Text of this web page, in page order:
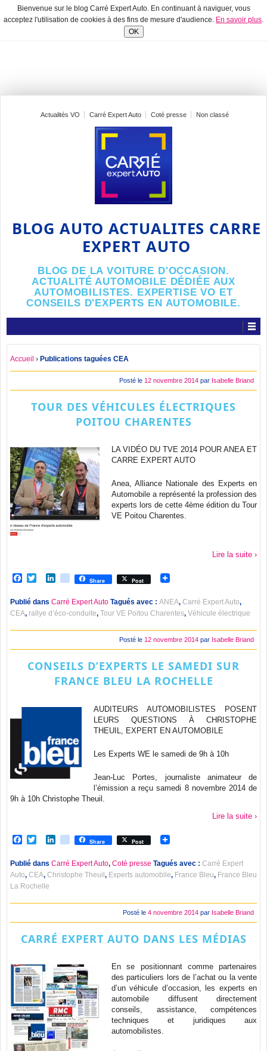
Bienvenue sur le blog Carré Expert Auto. En continuant à naviguer, vous
acceptez l'utilisation de cookies à des fins de mesure d'audience. En savoir plus.
OK
Actualités VO Carré Expert Auto Coté presse Non classé
BLOG AUTO ACTUALITES CARRE
EXPERT AUTO
BLOG DE LA VOITURE D'OCCASION.
ACTUALITÉ AUTOMOBILE DÉDIÉE AUX
AUTOMOBILISTES. EXPERTISE VO ET
CONSEILS D'EXPERTS EN AUTOMOBILE.
Accueil › Publications taguées CEA
Posté le 12 novembre 2014 par Isabelle Briand
TOUR DES VÉHICULES ÉLECTRIQUES
POITOU CHARENTES
LA VIDÉO DU TVE 2014 POUR ANEA ET
CARRE EXPERT AUTO
Anea, Alliance Nationale des Experts en
Automobile a représenté la profession des
experts lors de cette 4ème édition du Tour
VE Poitou Charentes.
Lire la suite ›
Facebook
TwitterLinkedIn
viadeoShare Post
Publié dans Carré Expert Auto Tagués avec : ANEA, Carré Expert Auto,
CEA, rallye d’éco-conduite, Tour VE Poitou Charentes, Véhicule électrique
Posté le 12 novembre 2014 par Isabelle Briand
CONSEILS D’EXPERTS LE SAMEDI SUR
FRANCE BLEU LA ROCHELLE
AUDITEURS AUTOMOBILISTES POSENT
LEURS QUESTIONS À CHRISTOPHE
THEUIL, EXPERT EN AUTOMOBILE
Les Experts WE le samedi de 9h à 10h
Jean-Luc Portes, journaliste animateur de
l’émission a reçu samedi 8 novembre 2014 de
9h à 10h Christophe Theuil.
Lire la suite ›
Facebook
TwitterLinkedIn
viadeoShare Post
Publié dans Carré Expert Auto, Coté presse Tagués avec : Carré Expert
Auto, CEA, Christophe Theuil, Experts automobile, France Bleu, France Bleu
La Rochelle
Posté le 4 novembre 2014 par Isabelle Briand
CARRÉ EXPERT AUTO DANS LES MÉDIAS
En se positionnant comme partenaires
des particuliers lors de l’achat ou la vente
d’un véhicule d’occasion, les experts en
automobile diffusent directement
conseils, assistance, compétences
techniques et juridiques aux
automobilistes.